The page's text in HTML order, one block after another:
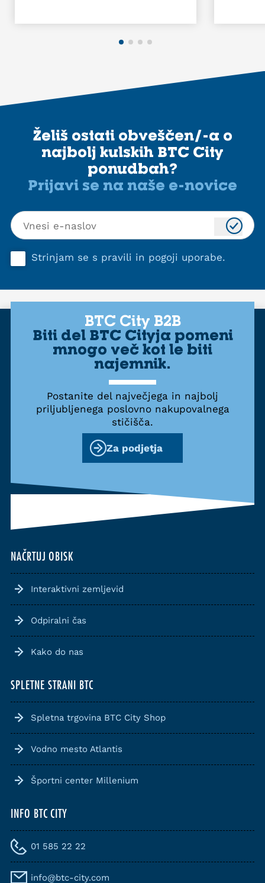
Želiš ostati obveščen/-a o
najbolj kulskih BTC City
ponudbah?
Prijavi se na naše e-novice
Strinjam se s pravili in pogoji uporabe.
NAČRTUJ OBISK
Interaktivni zemljevid
Odpiralni čas
Kako do nas
SPLETNE STRANI BTC
Spletna trgovina BTC City Shop
Vodno mesto Atlantis
Športni center Millenium
INFO BTC CITY
01 585 22 22
info@btc-city.com
BTC City B2B
Biti del BTC Cityja pomeni
mnogo več kot le biti
najemnik.
Postanite del največjega in najbolj
priljubljenega poslovno nakupovalnega
stičišča.
Za podjetja